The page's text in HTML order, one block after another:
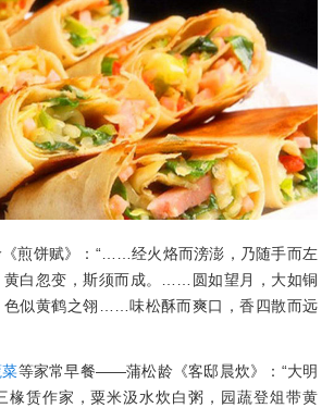
煎饼赋》：“……经火烙而滂澎，乃随手而左
黄白忽变，斯须而成。……圆如望月，大如铜
色似黄鹤之翎……味松酥而爽口，香四散而远
等家常早餐——蒲松龄《客邸晨炊》：“大明
椽赁作家，粟米汲水炊白粥，园蔬登俎带黄